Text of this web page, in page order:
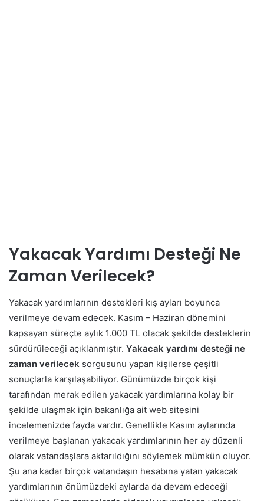
Yakacak Yardımı Desteği Ne
Zaman Verilecek?
Yakacak yardımlarının destekleri kış ayları boyunca
verilmeye devam edecek. Kasım – Haziran dönemini
kapsayan süreçte aylık 1.000 TL olacak şekilde desteklerin
sürdürüleceği açıklanmıştır. Yakacak yardımı desteği ne
zaman verilecek sorgusunu yapan kişilerse çeşitli
sonuçlarla karşılaşabiliyor. Günümüzde birçok kişi
tarafından merak edilen yakacak yardımlarına kolay bir
şekilde ulaşmak için bakanlığa ait web sitesini
incelemenizde fayda vardır. Genellikle Kasım aylarında
verilmeye başlanan yakacak yardımlarının her ay düzenli
olarak vatandaşlara aktarıldığını söylemek mümkün oluyor.
Şu ana kadar birçok vatandaşın hesabına yatan yakacak
yardımlarının önümüzdeki aylarda da devam edeceği